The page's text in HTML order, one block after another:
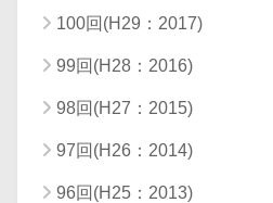
100回(H29：2017)
99回(H28：2016)
98回(H27：2015)
97回(H26：2014)
96回(H25：2013)